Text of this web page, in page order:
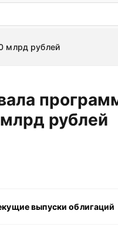
млрд рублей
рублей
выпуски облигаций